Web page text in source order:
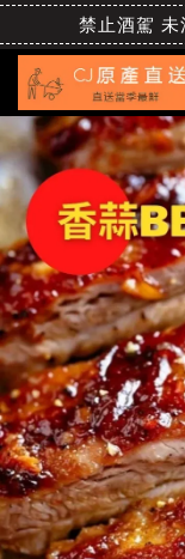
禁止酒駕